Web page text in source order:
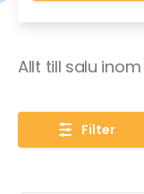
Allt till salu inom
Filter